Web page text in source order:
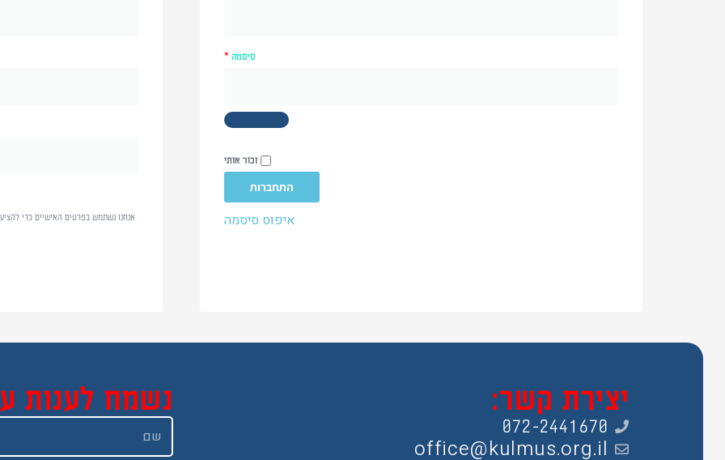
סיסמה*
זכור אותי
התחברות
איפוס סיסמה אנחנו נשתמש בפרטים האישיים כדי
יצירת קשר:
072-2441670
office@kulmus.org.il
נשמח לענות
שם